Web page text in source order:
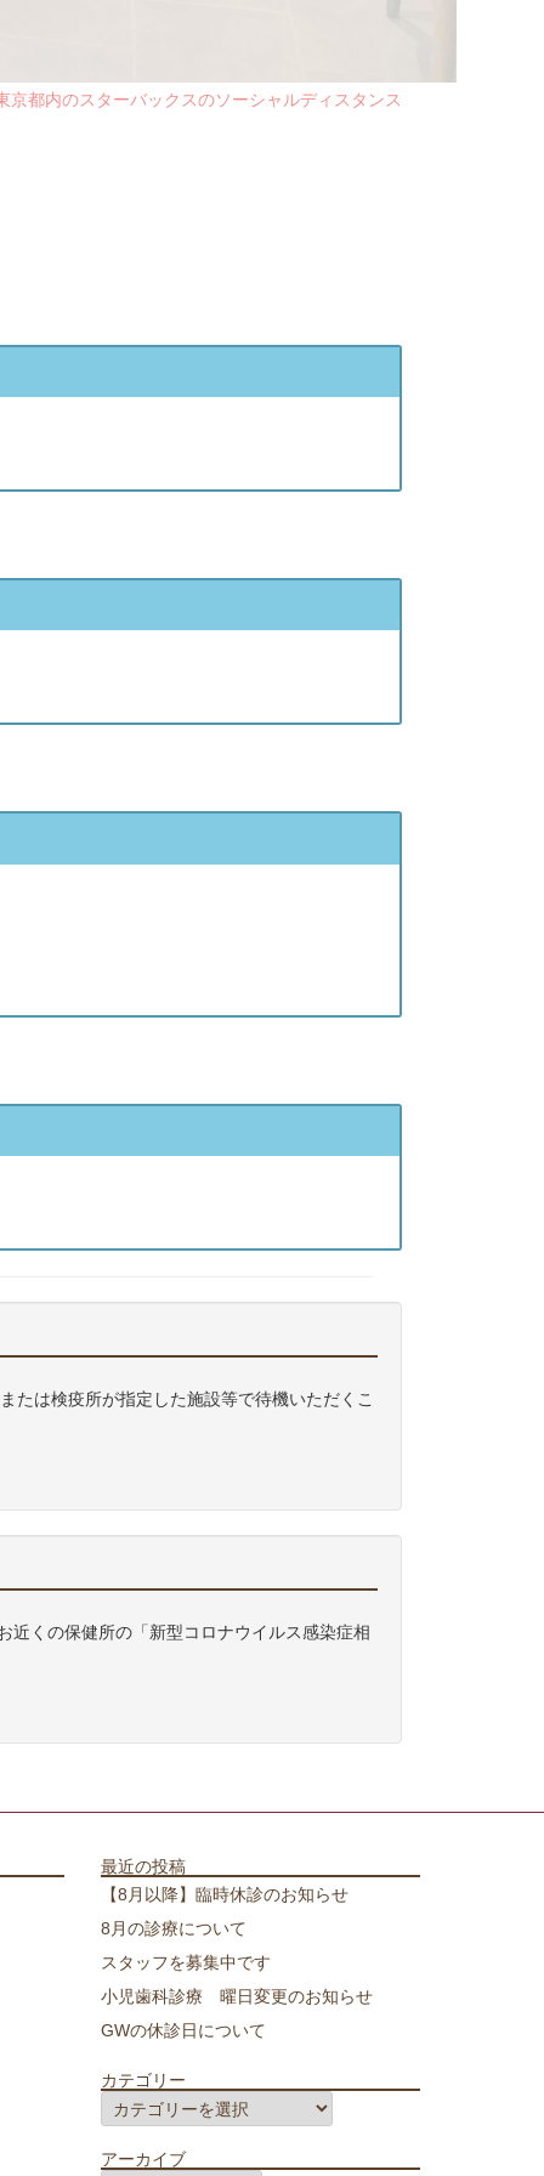
京都内のスターバックスのソーシャルディスタンス
たは検疫所が指定した施設等で待機いただくこ
近くの保健所の「新型コロナウイルス感染症相
最近の投稿
【8月以降】臨時休診のお知らせ
8月の診療について
スタッフを募集中です
小児歯科診療 曜日変更のお知らせ
GWの休診日について
カテゴリー
カ
アーカイブ